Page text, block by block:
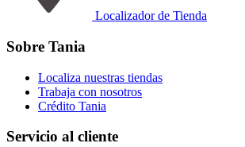
Localizador de Tienda
Sobre Tania
Localiza nuestras tiendas
Trabaja con nosotros
Crédito Tania
Servicio al cliente